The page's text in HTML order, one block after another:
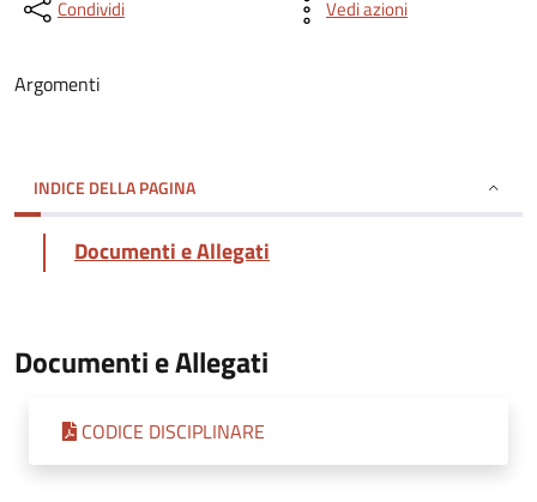
Condividi Vedi azioni
Argomenti
INDICE DELLA PAGINA
Documenti e Allegati
Documenti e Allegati
CODICE DISCIPLINARE